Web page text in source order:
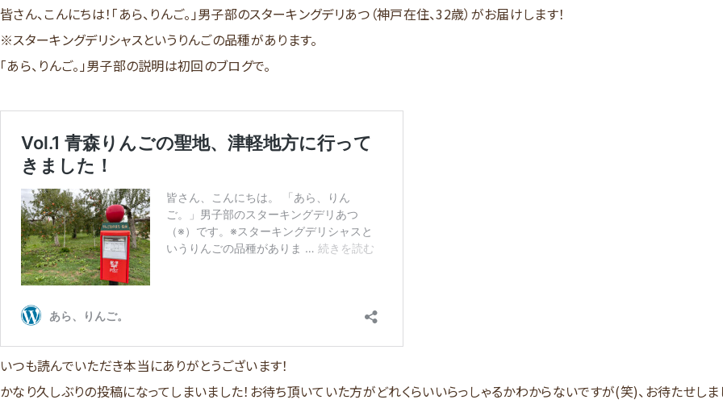
皆さん、こんにちは！「あら、りんご。」男子部のスターキングデリあつ（神戸在住、32歳）がお届けします！
※スターキングデリシャスというりんごの品種があります。
「あら、りんご。」男子部の説明は初回のブログで。
いつも読んでいただき本当にありがとうございます！
かなり久しぶりの投稿になってしまいました！お待ち頂いていた方がどれくらいいらっしゃるかわからないですが(笑)、お待たせしま